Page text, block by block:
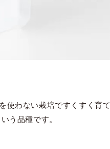
使わない栽培ですくすく育て
う品種です。